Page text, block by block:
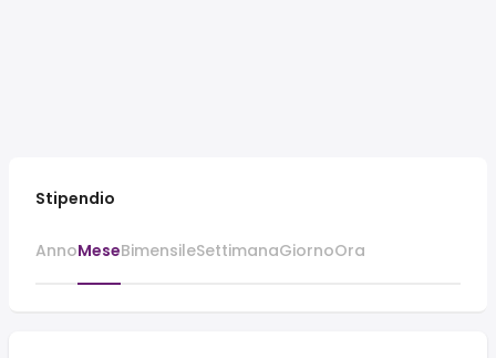
Stipendio
AnnoMeseBimensileSettimanaGiornoOra